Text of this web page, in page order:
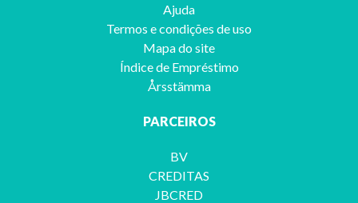
Ajuda
Termos e condições de uso
Mapa do site
Índice de Empréstimo
Årsstämma
PARCEIROS
BV
CREDITAS
JBCRED